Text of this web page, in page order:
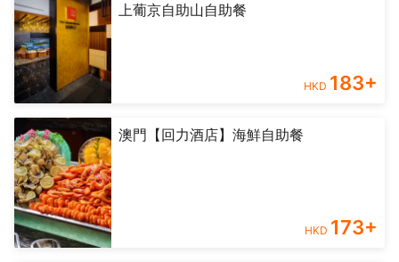
上葡京自助山自助餐
HKD 183+
澳門【回力酒店】海鮮自助餐
HKD 173+